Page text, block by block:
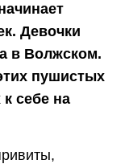
Девочки
в Волжском.
пушистых
себе на